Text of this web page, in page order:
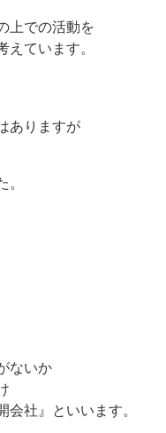
上での活動を
ています。
ありますが
ないか
社』といいます。